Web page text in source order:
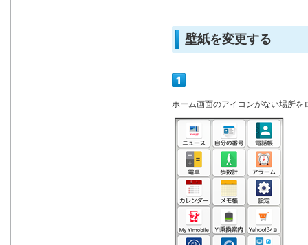
壁紙を変更する
ホーム画面のアイコンがない場所を